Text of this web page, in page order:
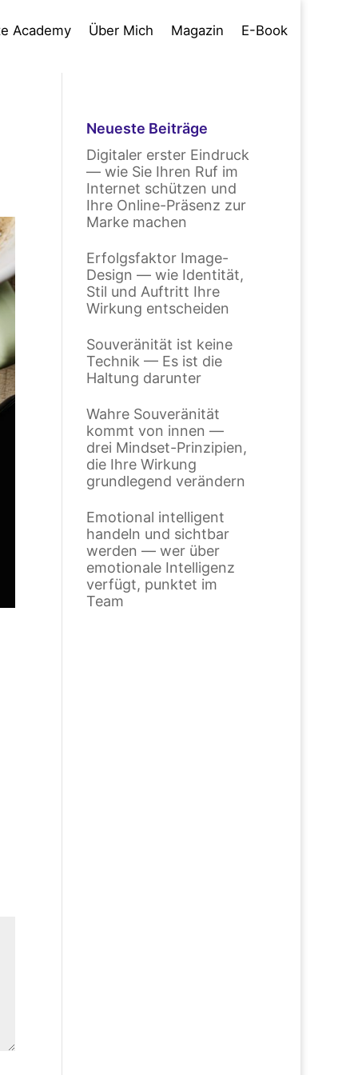
Academy Über Mich Magazin E-Book
Neueste Beiträge
Digitaler erster Eindruck
— wie Sie Ihren Ruf im
Internet schützen und
Ihre Online-Präsenz zur
Marke machen
Erfolgsfaktor Image-
Design — wie Identität,
Stil und Auftritt Ihre
Wirkung entscheiden
Souveränität ist keine
Technik — Es ist die
Haltung darunter
Wahre Souveränität
kommt von innen —
drei Mindset-Prinzipien,
die Ihre Wirkung
grundlegend verändern
Emotional intelligent
handeln und sichtbar
werden — wer über
emotionale Intelligenz
verfügt, punktet im
Team